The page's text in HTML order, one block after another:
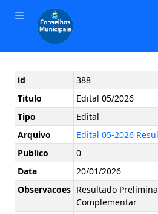
id
388
Titulo
Edital 05/2026
Tipo
Edital
Arquivo
Edital 05-2026
Publico
0
Data
20/01/2026
Observacoes Resultado
Complementar